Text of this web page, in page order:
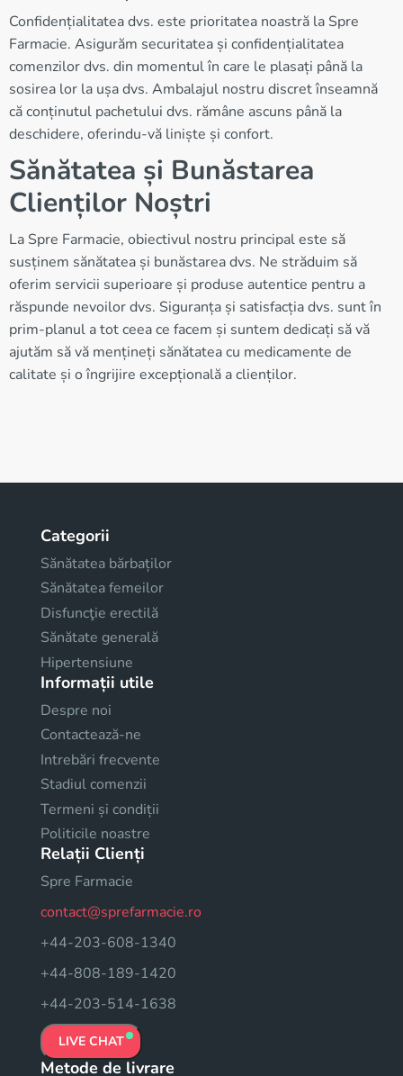
Confidențialitatea dvs. este prioritatea noastră la Spre
Farmacie. Asigurăm securitatea și confidențialitatea
comenzilor dvs. din momentul în care le plasați până la
sosirea lor la ușa dvs. Ambalajul nostru discret înseamnă
că conținutul pachetului dvs. rămâne ascuns până la
deschidere, oferindu-vă liniște și confort.
Sănătatea și Bunăstarea
Clienților Noștri
La Spre Farmacie, obiectivul nostru principal este să
susținem sănătatea și bunăstarea dvs. Ne străduim să
oferim servicii superioare și produse autentice pentru a
răspunde nevoilor dvs. Siguranța și satisfacția dvs. sunt în
prim-planul a tot ceea ce facem și suntem dedicați să vă
ajutăm să vă mențineți sănătatea cu medicamente de
calitate și o îngrijire excepțională a clienților.
Categorii
Sănătatea bărbaților
Sănătatea femeilor
Disfuncţie erectilă
Sănătate generală
Hipertensiune
Informații utile
Despre noi
Contactează-ne
Intrebări frecvente
Stadiul comenzii
Termeni și condiții
Politicile noastre
Relații Clienți
Spre Farmacie
contact@sprefarmacie.ro
+44-203-608-1340
+44-808-189-1420
+44-203-514-1638
LIVE CHAT
Metode de livrare